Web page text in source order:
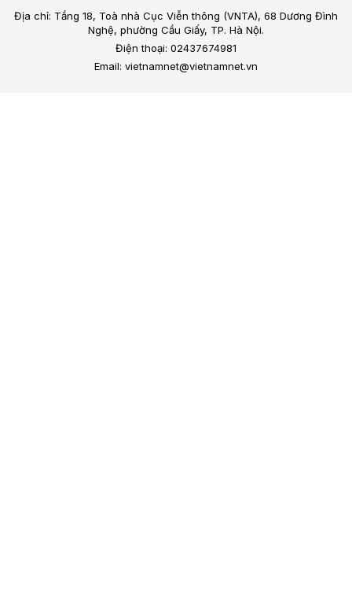
Địa chỉ: Tầng 18, Toà nhà Cục Viễn thông (VNTA), 68 Dương Đình
Nghệ, phường Cầu Giấy, TP. Hà Nội.
Điện thoại: 02437674981
Email: vietnamnet@vietnamnet.vn